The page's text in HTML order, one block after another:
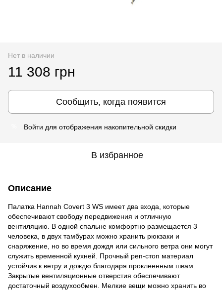
Нет в наличии
11 308 грн
Сообщить, когда появится
Войти для отображения накопительной скидки
В избранное
Описание
Палатка Hannah Covert 3 WS имеет два входа, которые
обеспечивают свободу передвижения и отличную
вентиляцию. В одной спальне комфортно размещается 3
человека, в двух тамбурах можно хранить рюкзаки и
снаряжение, но во время дождя или сильного ветра они могут
служить временной кухней. Прочный реп-стоп материал
устойчив к ветру и дождю благодаря проклеенным швам.
Закрытые вентиляционные отверстия обеспечивают
достаточный воздухообмен. Мелкие вещи можно хранить во